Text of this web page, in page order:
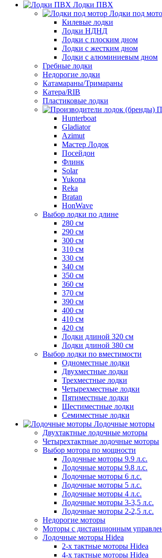
Лодки ПВХ
Лодки под
Килевые лодки
Лодки НДНД
Лодки с плоским дном
Лодки с жестким дном
Лодки с алюминиевым дном
Гребные лодки
Недорогие лодки
Катамараны/Тримараны
Катера/RIB
Пластиковые лодки
Hunterboat
Gladiator
Azimut
Мастер Лодок
Посейдон
Флинк
Solar
Yukona
Reka
Bratan
HonWave
Выбор лодки по длине
280 см
290 см
300 см
310 см
330 см
340 см
350 см
360 см
370 см
390 см
400 см
410 см
420 см
Лодки длиной 320 см
Лодки длиной 380 см
Выбор лодки по вместимости
Одноместные лодки
Двухместные лодки
Трехместные лодки
Четырехместные лодки
Пятиместные лодки
Шестиместные лодки
Семиместные лодки
Лодочные моторы
Двухтактные лодочные моторы
Четырехтактные лодочные моторы
Выбор мотора по мощности
Лодочные моторы 9.9 л.с.
Лодочные моторы 9.8 л.с.
Лодочные моторы 6 л.с.
Лодочные моторы 5 л.с.
Лодочные моторы 4 л.с.
Лодочные моторы 3-3,5 л.с.
Лодочные моторы 2-2,5 л.с.
Недорогие моторы
Моторы с дистанционным
Лодочные моторы Hidea
2-х тактные моторы Hidea
4-х тактные моторы Hidea